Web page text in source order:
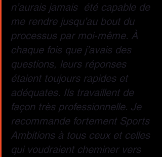
n’aurais jamais  été capable de
me rendre jusqu’au bout du
processus par moi-même. À
chaque fois que j’avais des
questions, leurs réponses
étaient toujours rapides et
adéquates. Ils travaillent de
façon très professionnelle. Je
recommande fortement Sports
Ambitions à tous ceux et celles
qui voudraient cheminer vers